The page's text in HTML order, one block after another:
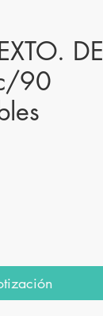
DE
90